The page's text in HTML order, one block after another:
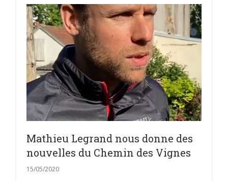
Mathieu Legrand nous donne des
nouvelles du Chemin des Vignes
15/05/2020